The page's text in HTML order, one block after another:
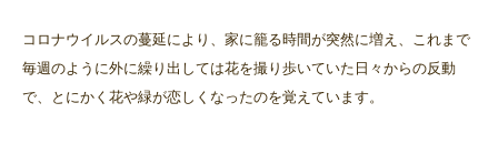
コロナウイルスの蔓延により、家に籠る時間が突然に増え、これまで
毎週のように外に繰り出しては花を撮り歩いていた日々からの反動
で、とにかく花や緑が恋しくなったのを覚えています。